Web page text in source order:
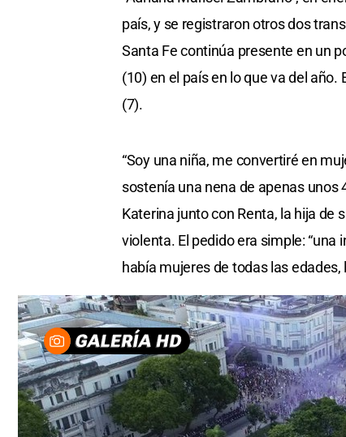
país, y se registraron otros dos
Santa Fe continúa presente en un
(10) en el país en lo que va del
(7).
“Soy una niña, me convertiré en
sostenía una nena de apenas
Katerina junto con Renta, la hija de
violenta. El pedido era simple: “una
había mujeres de todas las